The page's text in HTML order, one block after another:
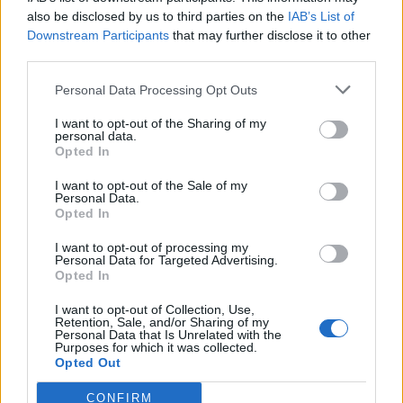
also be disclosed by us to third parties on the IAB’s List of
Downstream Participants that may further disclose it to other
Personal Data Processing Opt Outs
I want to opt-out of the Sharing of my
personal data.
Opted In
I want to opt-out of the Sale of my
Personal Data.
Opted In
I want to opt-out of processing my
Personal Data for Targeted Advertising.
Opted In
I want to opt-out of Collection, Use,
Retention, Sale, and/or Sharing of my
Personal Data that Is Unrelated with the
Purposes for which it was collected.
Opted Out
CONFIRM